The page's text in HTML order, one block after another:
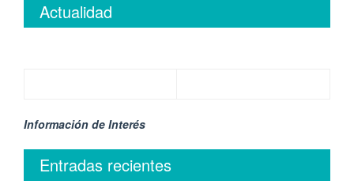
Actualidad
Información de Interés
Entradas recientes